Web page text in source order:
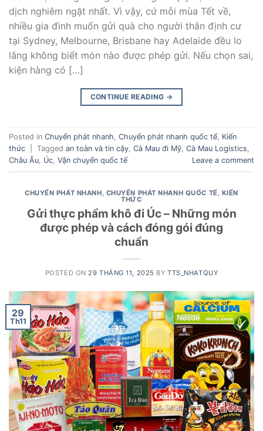
dịch nghiêm ngặt nhất. Vì vậy, cứ mỗi mùa Tết về,
nhiều gia đình muốn gửi quà cho người thân định cư
tại Sydney, Melbourne, Brisbane hay Adelaide đều lo
lắng không biết món nào được phép gửi. Nếu chọn sai,
kiện hàng có […]
CONTINUE READING →
Posted in Chuyển phát nhanh, Chuyển phát nhanh quốc tế, Kiến
thức
Tagged an toàn và tin cậy, Cà Mau đi Mỹ, Cà Mau Logistics,
Châu Âu, Úc, Vận chuyển quốc tế Leave a comment
CHUYỂN PHÁT NHANH, CHUYỂN PHÁT NHANH QUỐC TẾ, KIẾN
THỨC
Gửi thực phẩm khô đi Úc – Những món
được phép và cách đóng gói đúng
chuẩn
POSTED ON 29 THÁNG 11, 2025 BYTTS_NHATQUY
29
Th11